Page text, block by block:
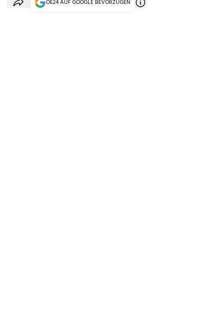
OE24 AUF GOOGLE BEVORZUGEN